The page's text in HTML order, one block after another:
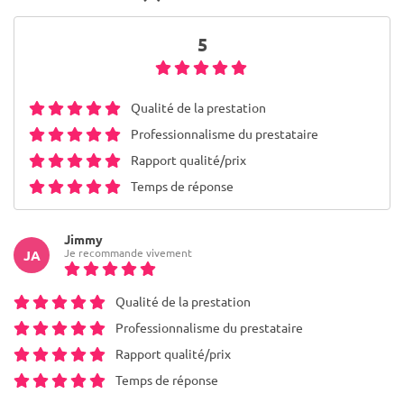
5
Qualité de la prestation
Professionnalisme du prestataire
Rapport qualité/prix
Temps de réponse
JA
Jimmy
Je recommande vivement
Qualité de la prestation
Professionnalisme du prestataire
Rapport qualité/prix
Temps de réponse